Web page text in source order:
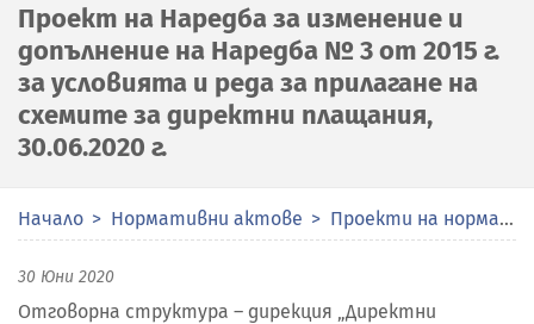
Проект на Наредба за изменение и
допълнение на Наредба № 3 от 2015 г.
за условията и реда за прилагане на
схемите за директни плащания,
30.06.2020 г.
Начало Нормативни актове Проекти на нормативни актове
30 Юни 2020
Отговорна структура – дирекция „Директни